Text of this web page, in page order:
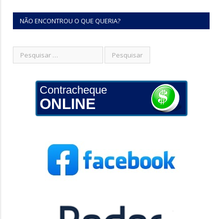
NÃO ENCONTROU O QUE QUERIA?
Contracheque
ONLINE